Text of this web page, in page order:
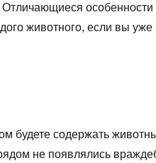
особенности
животного, если вы уже
будете содержать
не появлялись